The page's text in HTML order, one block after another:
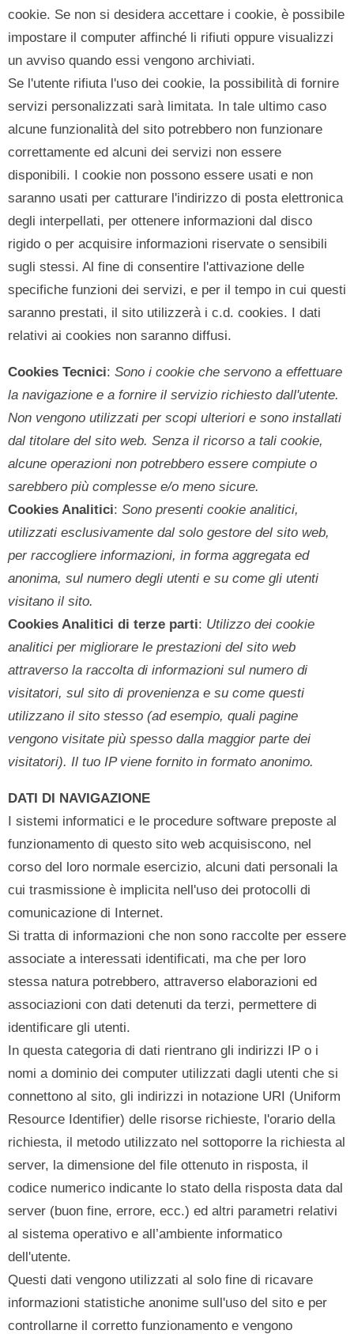
cookie. Se non si desidera accettare i cookie, è possibile
impostare il computer affinché li rifiuti oppure visualizzi
un avviso quando essi vengono archiviati.
Se l'utente rifiuta l'uso dei cookie, la possibilità di fornire
servizi personalizzati sarà limitata. In tale ultimo caso
alcune funzionalità del sito potrebbero non funzionare
correttamente ed alcuni dei servizi non essere
disponibili. I cookie non possono essere usati e non
saranno usati per catturare l'indirizzo di posta elettronica
degli interpellati, per ottenere informazioni dal disco
rigido o per acquisire informazioni riservate o sensibili
sugli stessi. Al fine di consentire l'attivazione delle
specifiche funzioni dei servizi, e per il tempo in cui questi
saranno prestati, il sito utilizzerà i c.d. cookies. I dati
relativi ai cookies non saranno diffusi.
Cookies Tecnici: Sono i cookie che servono a effettuare
la navigazione e a fornire il servizio richiesto dall'utente.
Non vengono utilizzati per scopi ulteriori e sono installati
dal titolare del sito web. Senza il ricorso a tali cookie,
alcune operazioni non potrebbero essere compiute o
sarebbero più complesse e/o meno sicure.
Cookies Analitici: Sono presenti cookie analitici,
utilizzati esclusivamente dal solo gestore del sito web,
per raccogliere informazioni, in forma aggregata ed
anonima, sul numero degli utenti e su come gli utenti
visitano il sito.
Cookies Analitici di terze parti: Utilizzo dei cookie
analitici per migliorare le prestazioni del sito web
attraverso la raccolta di informazioni sul numero di
visitatori, sul sito di provenienza e su come questi
utilizzano il sito stesso (ad esempio, quali pagine
vengono visitate più spesso dalla maggior parte dei
visitatori). Il tuo IP viene fornito in formato anonimo.
DATI DI NAVIGAZIONE
I sistemi informatici e le procedure software preposte al
funzionamento di questo sito web acquisiscono, nel
corso del loro normale esercizio, alcuni dati personali la
cui trasmissione è implicita nell'uso dei protocolli di
comunicazione di Internet.
Si tratta di informazioni che non sono raccolte per essere
associate a interessati identificati, ma che per loro
stessa natura potrebbero, attraverso elaborazioni ed
associazioni con dati detenuti da terzi, permettere di
identificare gli utenti.
In questa categoria di dati rientrano gli indirizzi IP o i
nomi a dominio dei computer utilizzati dagli utenti che si
connettono al sito, gli indirizzi in notazione URI (Uniform
Resource Identifier) delle risorse richieste, l'orario della
richiesta, il metodo utilizzato nel sottoporre la richiesta al
server, la dimensione del file ottenuto in risposta, il
codice numerico indicante lo stato della risposta data dal
server (buon fine, errore, ecc.) ed altri parametri relativi
al sistema operativo e all’ambiente informatico
dell'utente.
Questi dati vengono utilizzati al solo fine di ricavare
informazioni statistiche anonime sull'uso del sito e per
controllarne il corretto funzionamento e vengono